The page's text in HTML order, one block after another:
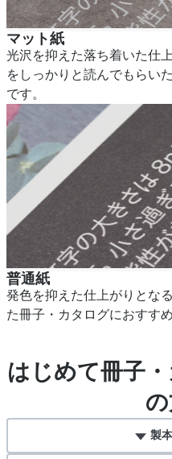
マット紙
光沢を抑えた落ち着いた仕
をしっかりと読んでもらい
です。
普通紙
発色を抑えた仕上がりとな
た冊子・カタログにおすすめ
はじめて冊子
製